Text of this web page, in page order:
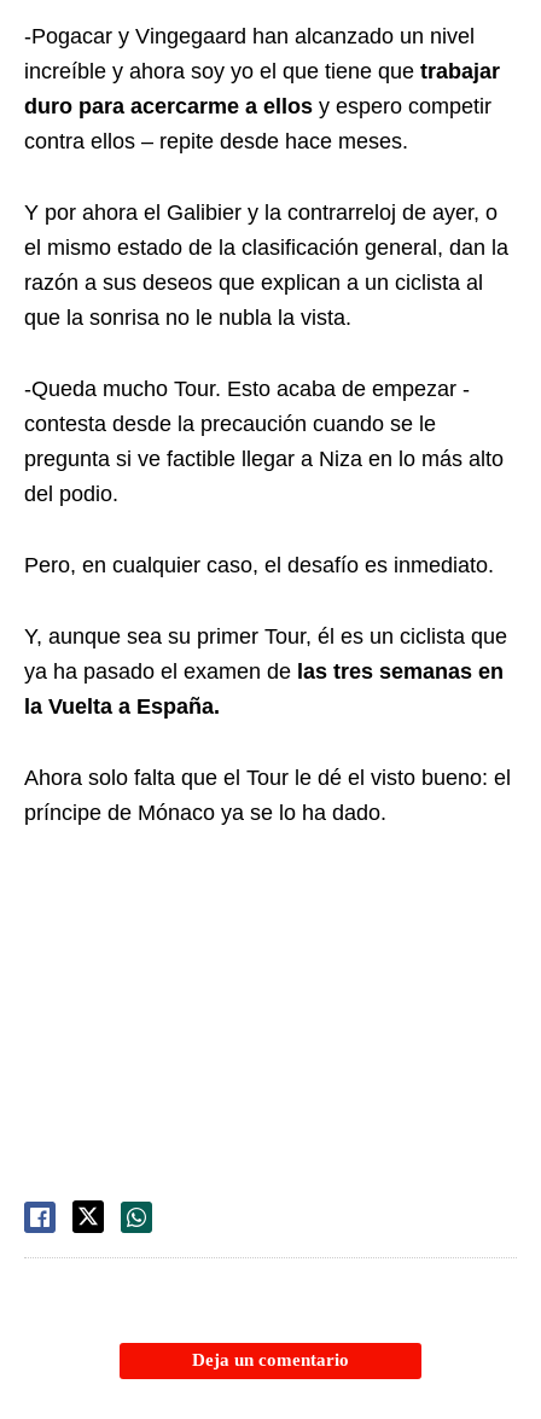
-Pogacar y Vingegaard han alcanzado un nivel
increíble y ahora soy yo el que tiene que trabajar
duro para acercarme a ellos y espero competir
contra ellos – repite desde hace meses.
Y por ahora el Galibier y la contrarreloj de ayer, o
el mismo estado de la clasificación general, dan la
razón a sus deseos que explican a un ciclista al
que la sonrisa no le nubla la vista.
-Queda mucho Tour. Esto acaba de empezar -
contesta desde la precaución cuando se le
pregunta si ve factible llegar a Niza en lo más alto
del podio.
Pero, en cualquier caso, el desafío es inmediato.
Y, aunque sea su primer Tour, él es un ciclista que
ya ha pasado el examen de las tres semanas en
la Vuelta a España.
Ahora solo falta que el Tour le dé el visto bueno: el
príncipe de Mónaco ya se lo ha dado.
Deja un comentario